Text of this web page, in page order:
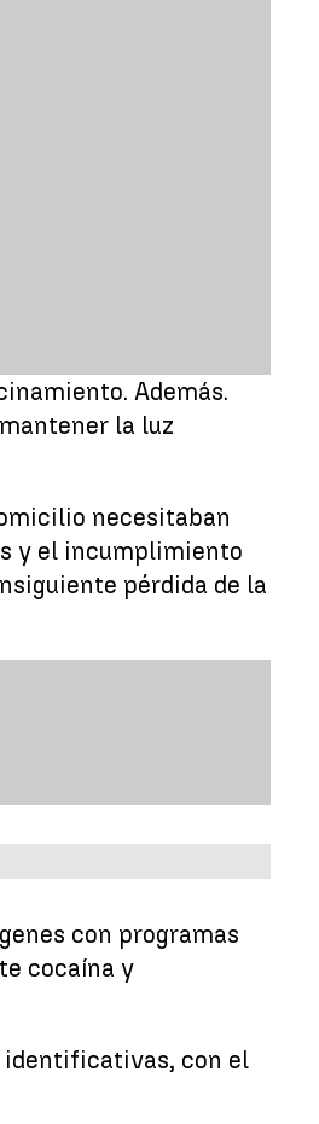
Además.
la luz
necesitaban
y el incumplimiento
pérdida de la
con programas
cocaína y
identificativas, con el